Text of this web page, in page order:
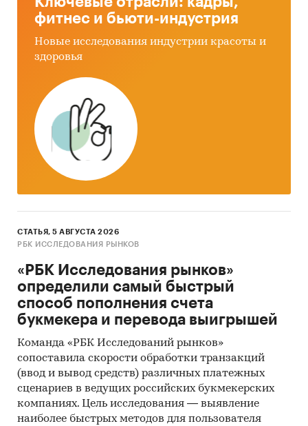
фитнес и бьюти-индустрия
Новые исследования индустрии красоты и
здоровья
СТАТЬЯ, 5 АВГУСТА 2026
РБК ИССЛЕДОВАНИЯ РЫНКОВ
«РБК Исследования рынков»
определили самый быстрый
способ пополнения счета
букмекера и перевода выигрышей
Команда «РБК Исследований рынков»
сопоставила скорости обработки транзакций
(ввод и вывод средств) различных платежных
сценариев в ведущих российских букмекерских
компаниях. Цель исследования — выявление
наиболее быстрых методов для пользователя